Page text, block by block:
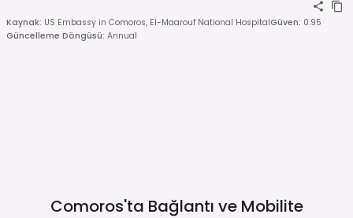
Kaynak: US Embassy in Comoros, El-Maarouf National HospitalGüven: 0.95
Güncelleme Döngüsü: Annual
Comoros'ta Bağlantı ve Mobilite